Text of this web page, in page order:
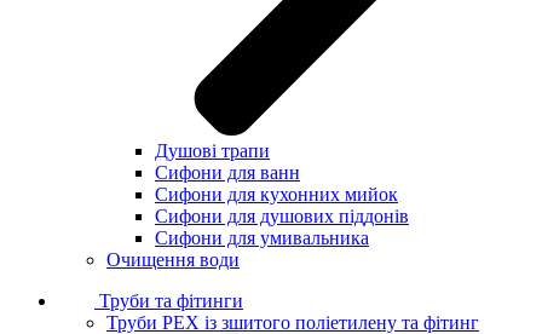
Душові трапи
Сифони для ванн
Сифони для кухонних мийок
Сифони для душових піддонів
Сифони для умивальника
Очищення води
Труби та фітинги
Труби PEX із зшитого поліетилену та фітинг